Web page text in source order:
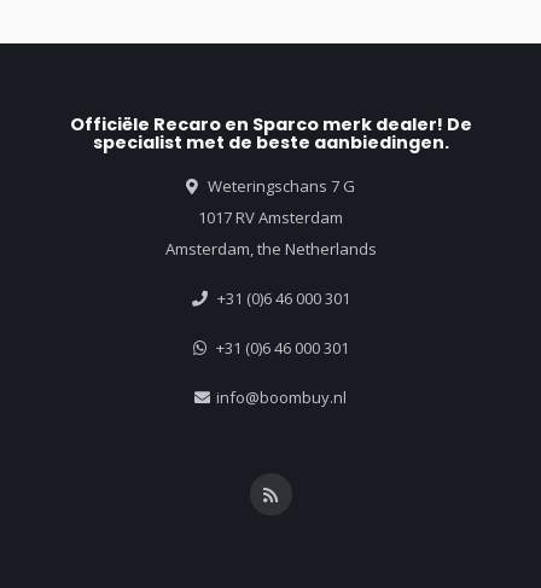
Officiële Recaro en Sparco merk dealer! De
specialist met de beste aanbiedingen.
Weteringschans 7 G
1017 RV Amsterdam
Amsterdam, the Netherlands
+31 (0)6 46 000 301
+31 (0)6 46 000 301
info@boombuy.nl